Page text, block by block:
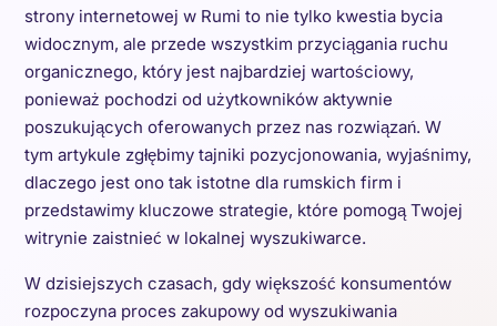
strony internetowej w Rumi to nie tylko kwestia bycia
widocznym, ale przede wszystkim przyciągania ruchu
organicznego, który jest najbardziej wartościowy,
ponieważ pochodzi od użytkowników aktywnie
poszukujących oferowanych przez nas rozwiązań. W
tym artykule zgłębimy tajniki pozycjonowania, wyjaśnimy,
dlaczego jest ono tak istotne dla rumskich firm i
przedstawimy kluczowe strategie, które pomogą Twojej
witrynie zaistnieć w lokalnej wyszukiwarce.
W dzisiejszych czasach, gdy większość konsumentów
rozpoczyna proces zakupowy od wyszukiwania